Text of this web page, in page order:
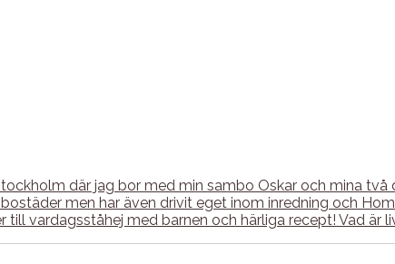
där jag bor med min sambo Oskar och mina
men har även drivit eget inom inredning och
vardagsståhej med barnen och härliga recept! Vad är